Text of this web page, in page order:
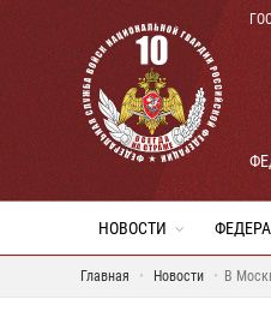
НОВОСТИ
Главная Новости В